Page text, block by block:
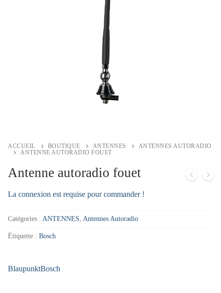
ACCUEIL BOUTIQUE ANTENNES
ANTENNES AUTORADIO
ANTENNE AUTORADIO FOUET
Antenne autoradio fouet
La connexion est requise pour commander !
Catégories : ANTENNES, Antennes Autoradio
Étiquette : Bosch
BlaupunktBosch